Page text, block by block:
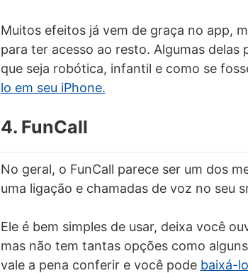
Muitos efeitos já vem de graça no app,
para ter acesso ao resto. Algumas
que seja robótica, infantil e como se
lo em seu iPhone.
4. FunCall
No geral, o FunCall parece ser um dos
uma ligação e chamadas de voz no seu
Ele é bem simples de usar, deixa você
mas não tem tantas opções como
vale a pena conferir e você pode baixá-